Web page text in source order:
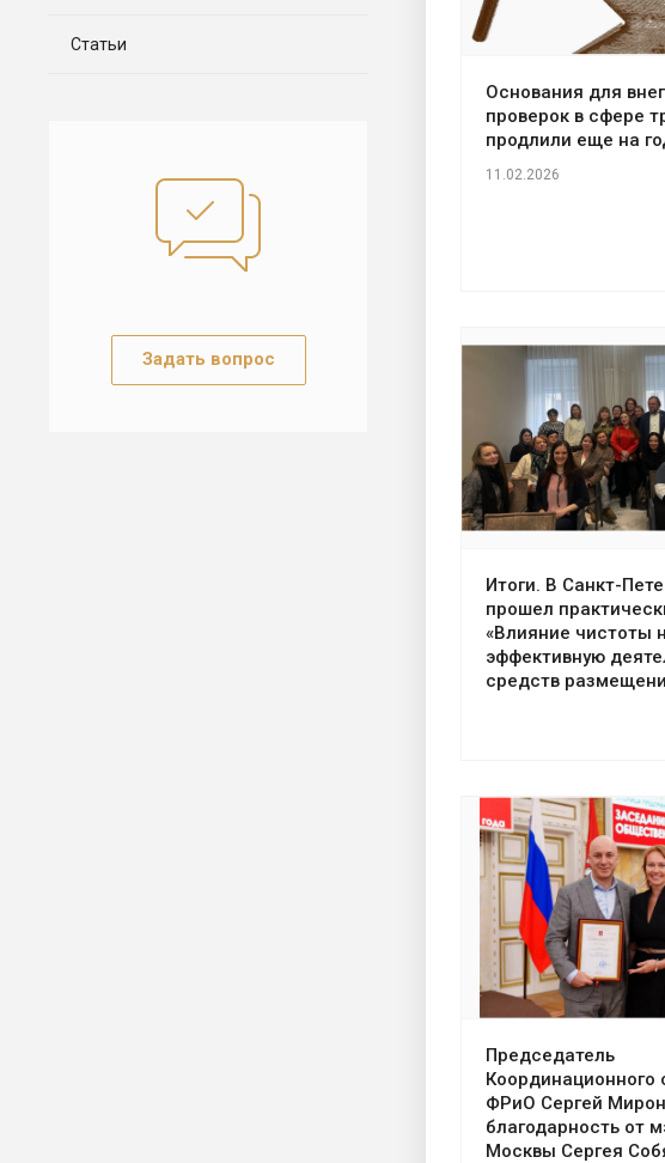
Основания для
проверок в сфере
продлили еще на
11.02.2026
Итоги. В Санкт-
прошел
«Влияние чистоты
эффективную
средств
Председатель
Координационного
ФРиО Сергей
благодарность от
Москвы Сергея
Статьи
Задать вопрос